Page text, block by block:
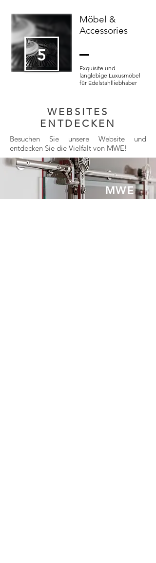
MWE
ZUR SEITE
Besuchen Sie unsere Website und
entdecken Sie die Vielfalt von MWE!
WEBSITES
ENTDECKEN
Exquisite und
langlebige Luxusmöbel
für Edelstahlliebhaber
Möbel &
Accessories
5